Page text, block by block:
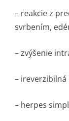
– reakcie z
svrbením,
– zvýšenie
–
– herpes